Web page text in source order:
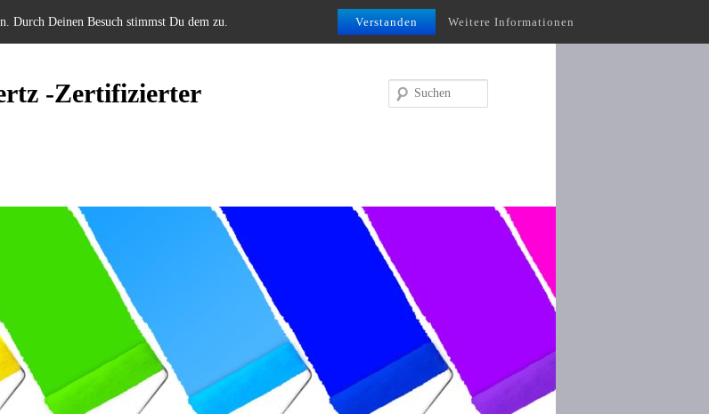
Durch Deinen Besuch stimmst Du dem zu. Verstanden Weitere Informationen
-Zertifizierter